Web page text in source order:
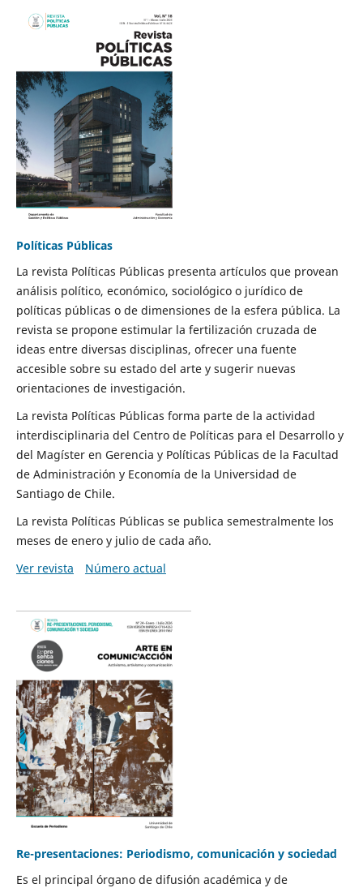
Políticas Públicas
La revista Políticas Públicas presenta artículos que provean
análisis político, económico, sociológico o jurídico de
políticas públicas o de dimensiones de la esfera pública. La
revista se propone estimular la fertilización cruzada de
ideas entre diversas disciplinas, ofrecer una fuente
accesible sobre su estado del arte y sugerir nuevas
orientaciones de investigación.
La revista Políticas Públicas forma parte de la actividad
interdisciplinaria del Centro de Políticas para el Desarrollo y
del Magíster en Gerencia y Políticas Públicas de la Facultad
de Administración y Economía de la Universidad de
Santiago de Chile.
La revista Políticas Públicas se publica semestralmente los
meses de enero y julio de cada año.
Ver revista
Número actual
Re-presentaciones: Periodismo, comunicación y sociedad
Es el principal órgano de difusión académica y de